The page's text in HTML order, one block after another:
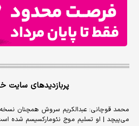
پربازدیدهای سایت
محمد قوچانی: عبدالکریم سروش همچنان نسخه
می‌پیچد | او تسلیم موج نئومارکسیسم شده